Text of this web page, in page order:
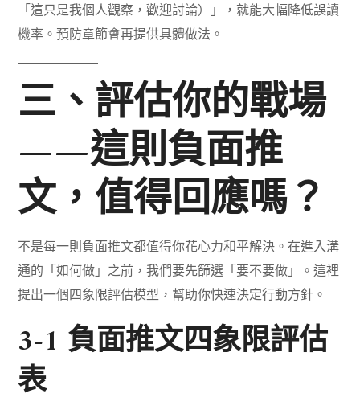
「這只是我個人觀察，歡迎討論）」，就能大幅降低誤讀
機率。預防章節會再提供具體做法。
三、評估你的戰場
——這則負面推
文，值得回應嗎？
不是每一則負面推文都值得你花心力和平解決。在進入溝
通的「如何做」之前，我們要先篩選「要不要做」。這裡
提出一個四象限評估模型，幫助你快速決定行動方針。
3-1 負面推文四象限評估
表